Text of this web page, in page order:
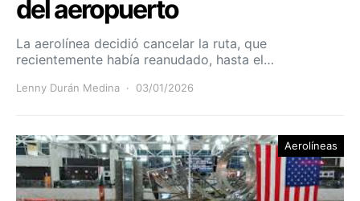
del aeropuerto
La aerolínea decidió cancelar la ruta, que
recientemente había reanudado, hasta el…
Lenny Durán Medina 03/01/2026
Aerolíneas